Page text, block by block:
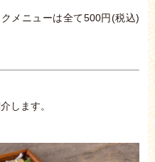
メニューは全て500円(税込)
します。